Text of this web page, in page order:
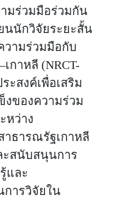
มร่วมมือร่วมกัน
นนักวิจัยระยะสั้น
วามร่วมมือกับ
กาหลี (NRCT-
ะสงค์เพื่อเสริม
งของความร่วม
หว่าง
าธารณรัฐเกาหลี
ะสนับสนุนการ
และ
ารวิจัยใน